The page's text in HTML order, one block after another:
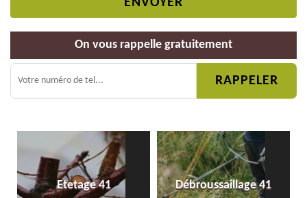
On vous rappelle gratuitement
Etetage 41 Débroussaillage 41